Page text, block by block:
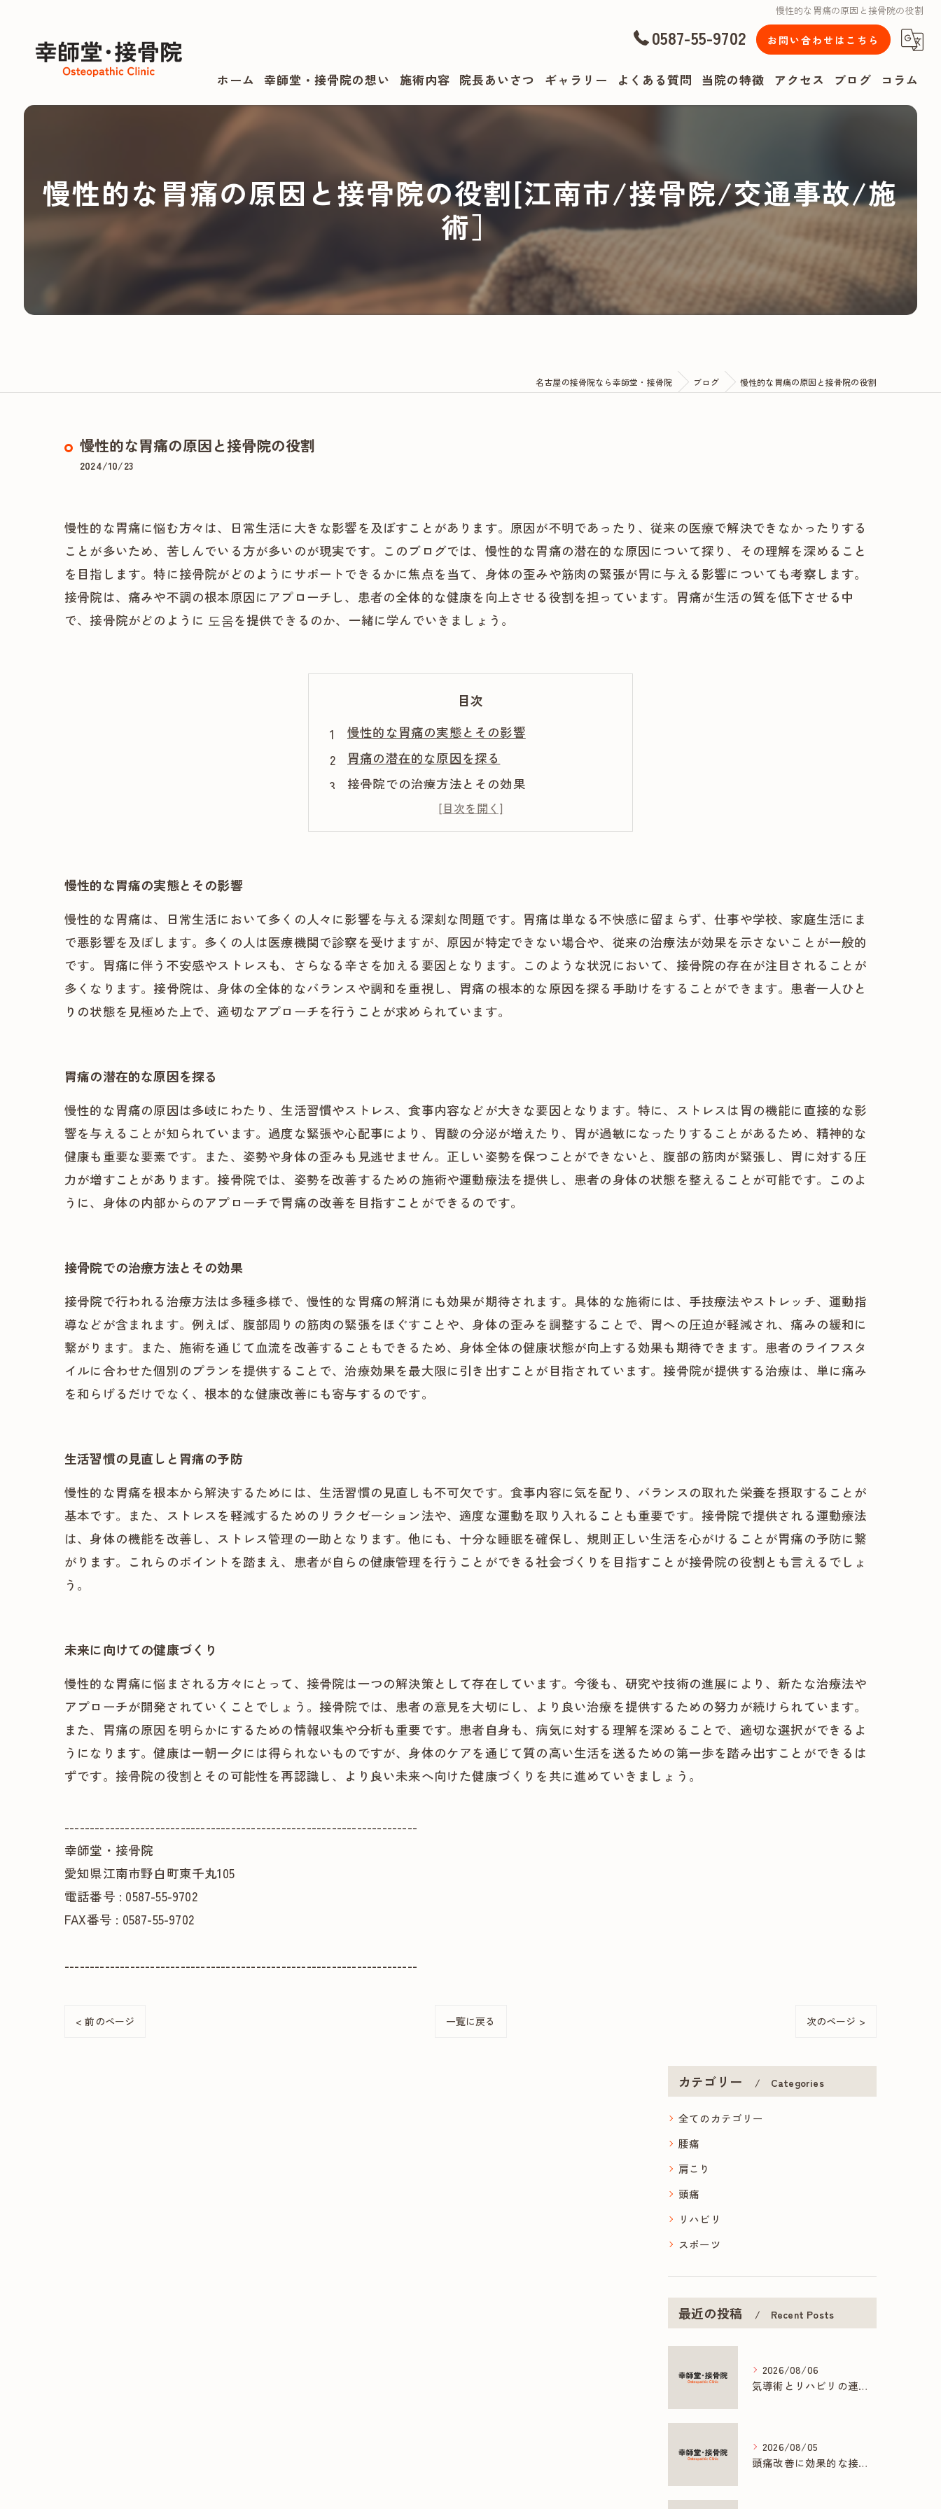
慢性的な胃痛の原因と接骨院の役割
0587-55-9702 お問い合わせはこちら
ホーム 幸師堂・接骨院の想い 施術内容 院長あいさつ ギャラリー よくある質問 当院の特徴
肩こり
リハビリ
アクセス ブログ コラム
慢性的な胃痛の原因と接骨院の役割[江南市/接骨院/交通事故/施
術］
名古屋の接骨院なら幸師堂・接骨院 ブログ 慢性的な胃痛の原因と接骨院の役割
慢性的な胃痛の原因と接骨院の役割
2024/10/23
慢性的な胃痛に悩む方々は、日常生活に大きな影響を及ぼすことがあります。原因が不明であったり、従来の医療で解決できなかったりする
ことが多いため、苦しんでいる方が多いのが現実です。このブログでは、慢性的な胃痛の潜在的な原因について探り、その理解を深めること
を目指します。特に接骨院がどのようにサポートできるかに焦点を当て、身体の歪みや筋肉の緊張が胃に与える影響についても考察します。
接骨院は、痛みや不調の根本原因にアプローチし、患者の全体的な健康を向上させる役割を担っています。胃痛が生活の質を低下させる中
で、接骨院がどのように 도움を提供できるのか、一緒に学んでいきましょう。
目次
慢性的な胃痛の実態とその影響
胃痛の潜在的な原因を探る
接骨院での治療方法とその効果
生活習慣の見直しと胃痛の予防
未来に向けての健康づくり
慢性的な胃痛の実態とその影響
慢性的な胃痛は、日常生活において多くの人々に影響を与える深刻な問題です。胃痛は単なる不快感に留まらず、仕事や学校、家庭生活にま
で悪影響を及ぼします。多くの人は医療機関で診察を受けますが、原因が特定できない場合や、従来の治療法が効果を示さないことが一般的
です。胃痛に伴う不安感やストレスも、さらなる辛さを加える要因となります。このような状況において、接骨院の存在が注目されることが
多くなります。接骨院は、身体の全体的なバランスや調和を重視し、胃痛の根本的な原因を探る手助けをすることができます。患者一人ひと
りの状態を見極めた上で、適切なアプローチを行うことが求められています。
胃痛の潜在的な原因を探る
慢性的な胃痛の原因は多岐にわたり、生活習慣やストレス、食事内容などが大きな要因となります。特に、ストレスは胃の機能に直接的な影
響を与えることが知られています。過度な緊張や心配事により、胃酸の分泌が増えたり、胃が過敏になったりすることがあるため、精神的な
健康も重要な要素です。また、姿勢や身体の歪みも見逃せません。正しい姿勢を保つことができないと、腹部の筋肉が緊張し、胃に対する圧
力が増すことがあります。接骨院では、姿勢を改善するための施術や運動療法を提供し、患者の身体の状態を整えることが可能です。このよ
うに、身体の内部からのアプローチで胃痛の改善を目指すことができるのです。
接骨院での治療方法とその効果
接骨院で行われる治療方法は多種多様で、慢性的な胃痛の解消にも効果が期待されます。具体的な施術には、手技療法やストレッチ、運動指
導などが含まれます。例えば、腹部周りの筋肉の緊張をほぐすことや、身体の歪みを調整することで、胃への圧迫が軽減され、痛みの緩和に
繋がります。また、施術を通じて血流を改善することもできるため、身体全体の健康状態が向上する効果も期待できます。患者のライフスタ
イルに合わせた個別のプランを提供することで、治療効果を最大限に引き出すことが目指されています。接骨院が提供する治療は、単に痛み
を和らげるだけでなく、根本的な健康改善にも寄与するのです。
生活習慣の見直しと胃痛の予防
慢性的な胃痛を根本から解決するためには、生活習慣の見直しも不可欠です。食事内容に気を配り、バランスの取れた栄養を摂取することが
基本です。また、ストレスを軽減するためのリラクゼーション法や、適度な運動を取り入れることも重要です。接骨院で提供される運動療法
は、身体の機能を改善し、ストレス管理の一助となります。他にも、十分な睡眠を確保し、規則正しい生活を心がけることが胃痛の予防に繋
がります。これらのポイントを踏まえ、患者が自らの健康管理を行うことができる社会づくりを目指すことが接骨院の役割とも言えるでしょ
う。
未来に向けての健康づくり
慢性的な胃痛に悩まされる方々にとって、接骨院は一つの解決策として存在しています。今後も、研究や技術の進展により、新たな治療法や
アプローチが開発されていくことでしょう。接骨院では、患者の意見を大切にし、より良い治療を提供するための努力が続けられています。
また、胃痛の原因を明らかにするための情報収集や分析も重要です。患者自身も、病気に対する理解を深めることで、適切な選択ができるよ
うになります。健康は一朝一夕には得られないものですが、身体のケアを通じて質の高い生活を送るための第一歩を踏み出すことができるは
ずです。接骨院の役割とその可能性を再認識し、より良い未来へ向けた健康づくりを共に進めていきましょう。
----------------------------------------------------------------------
幸師堂・接骨院
愛知県江南市野白町東千丸105
電話番号 : 0587-55-9702
FAX番号 : 0587-55-9702
----------------------------------------------------------------------
< 前のページ 一覧に戻る 次のページ >
カテゴリー Categories
全てのカテゴリー
腰痛
肩こり
頭痛
リハビリ
スポーツ
最近の投稿 Recent Posts
2026/08/06
気導術とリハビリの連携で促す早期回復法
2026/08/05
頭痛改善に効果的な接骨院の多彩な施術方法